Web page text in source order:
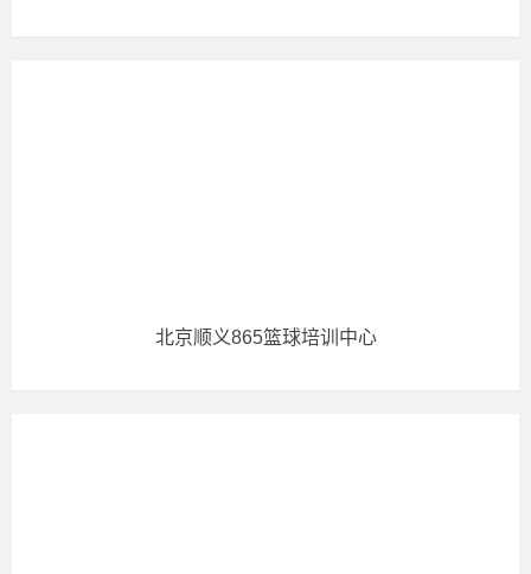
北京顺义865篮球培训中心